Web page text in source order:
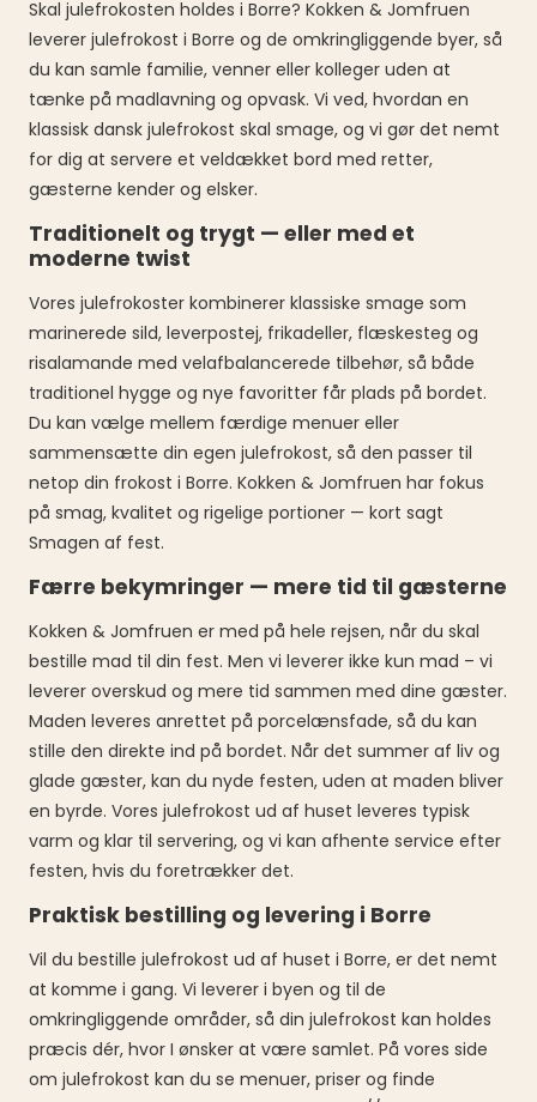
Skal julefrokosten holdes i Borre? Kokken & Jomfruen
leverer julefrokost i Borre og de omkringliggende byer, så
du kan samle familie, venner eller kolleger uden at
tænke på madlavning og opvask. Vi ved, hvordan en
klassisk dansk julefrokost skal smage, og vi gør det nemt
for dig at servere et veldækket bord med retter,
gæsterne kender og elsker.
Traditionelt og trygt — eller med et
moderne twist
Vores julefrokoster kombinerer klassiske smage som
marinerede sild, leverpostej, frikadeller, flæskesteg og
risalamande med velafbalancerede tilbehør, så både
traditionel hygge og nye favoritter får plads på bordet.
Du kan vælge mellem færdige menuer eller
sammensætte din egen julefrokost, så den passer til
netop din frokost i Borre. Kokken & Jomfruen har fokus
på smag, kvalitet og rigelige portioner — kort sagt
Smagen af fest.
Færre bekymringer — mere tid til gæsterne
Kokken & Jomfruen er med på hele rejsen, når du skal
bestille mad til din fest. Men vi leverer ikke kun mad – vi
leverer overskud og mere tid sammen med dine gæster.
Maden leveres anrettet på porcelænsfade, så du kan
stille den direkte ind på bordet. Når det summer af liv og
glade gæster, kan du nyde festen, uden at maden bliver
en byrde. Vores julefrokost ud af huset leveres typisk
varm og klar til servering, og vi kan afhente service efter
festen, hvis du foretrækker det.
Praktisk bestilling og levering i Borre
Vil du bestille julefrokost ud af huset i Borre, er det nemt
at komme i gang. Vi leverer i byen og til de
omkringliggende områder, så din julefrokost kan holdes
præcis dér, hvor I ønsker at være samlet. På vores side
om julefrokost kan du se menuer, priser og finde